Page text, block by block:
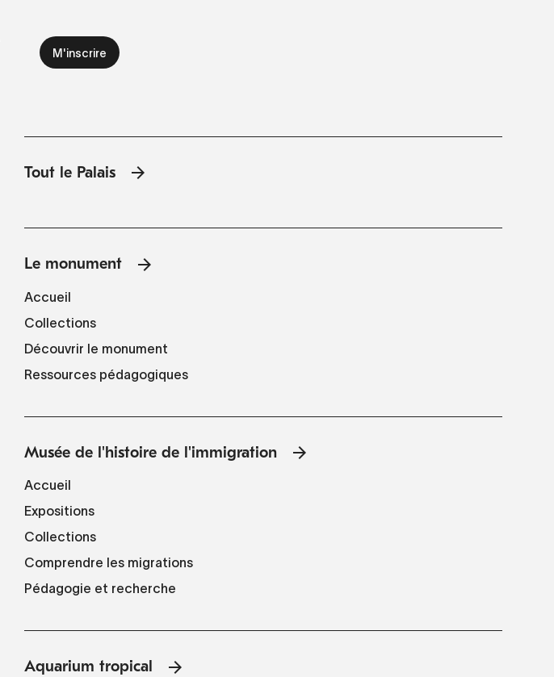
Tout le Palais
Le monument
Accueil
Collections
Découvrir le monument
Ressources pédagogiques
Musée de l'histoire de l'immigration
Accueil
Expositions
Collections
Comprendre les migrations
Pédagogie et recherche
Aquarium tropical